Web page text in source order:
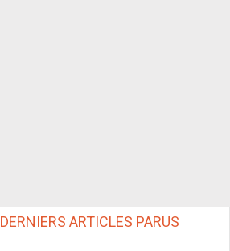
DERNIERS ARTICLES PARUS